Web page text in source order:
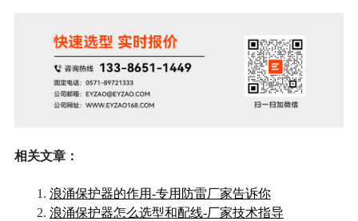
相关文章：
1. 浪涌保护器的作用-专用防雷厂家告诉你
2. 浪涌保护器怎么选型和配线-厂家技术指导